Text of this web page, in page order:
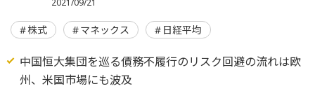
2021/09/21
株式 マネックス 日経平均
中国恒大集団を巡る債務不履行のリスク回避の流れは欧
州、米国市場にも波及